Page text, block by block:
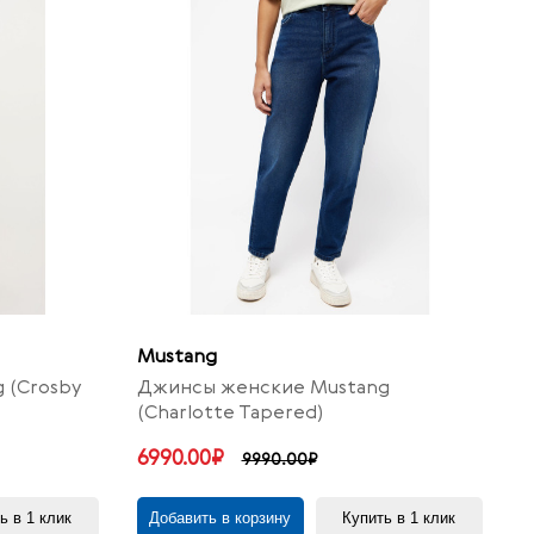
(Crosby
в 1 клик
Mustang
Джинсы женские Mustang
(Charlotte Tapered)
6990.00₽ 9990.00₽
Добавить в корзину Купить в 1 клик